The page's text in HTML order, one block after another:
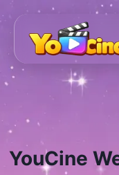
para
Conteúdo
YouCine